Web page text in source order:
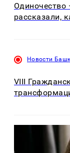
Одиночество
рассказали,
Новости
VIII